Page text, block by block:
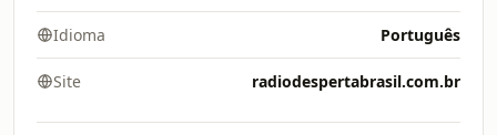
Idioma Português
Site radiodespertabrasil.com.br